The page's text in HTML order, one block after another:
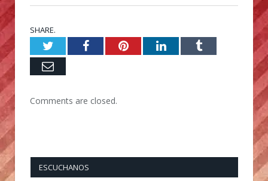
SHARE.
TwitterFacebookPinterestLinkedInTumblr
Email
Comments are closed.
ESCUCHANOS